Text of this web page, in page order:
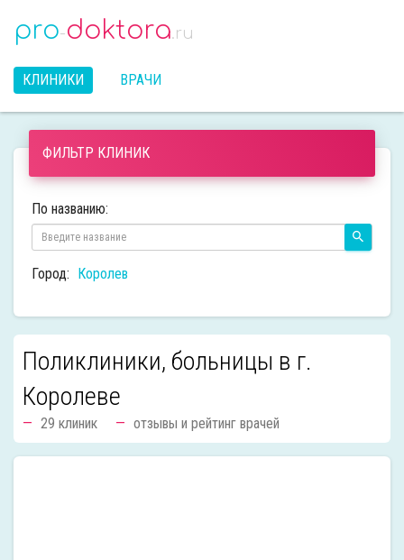
pro-doktora.ru
КЛИНИКИ ВРАЧИ
ФИЛЬТР КЛИНИК
По названию:
Город: Королев
Поликлиники, больницы в г.
Королеве
29 клиник отзывы и рейтинг врачей